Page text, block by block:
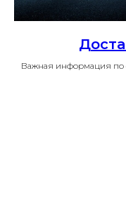
Важная информация по